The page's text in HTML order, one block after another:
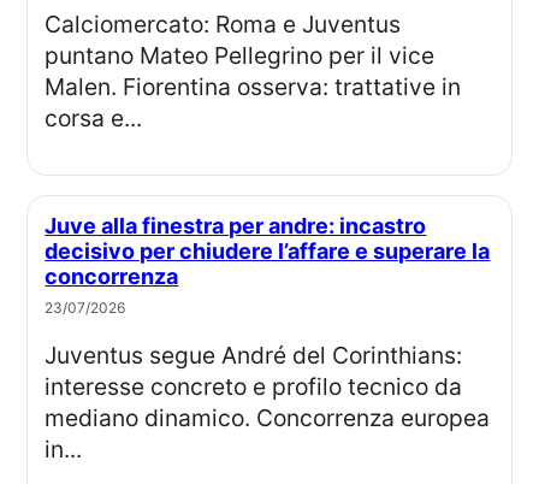
Calciomercato: Roma e Juventus
puntano Mateo Pellegrino per il vice
Malen. Fiorentina osserva: trattative in
corsa e...
Juve alla finestra per andre: incastro
decisivo per chiudere l’affare e superare la
concorrenza
23/07/2026
Juventus segue André del Corinthians:
interesse concreto e profilo tecnico da
mediano dinamico. Concorrenza europea
in...